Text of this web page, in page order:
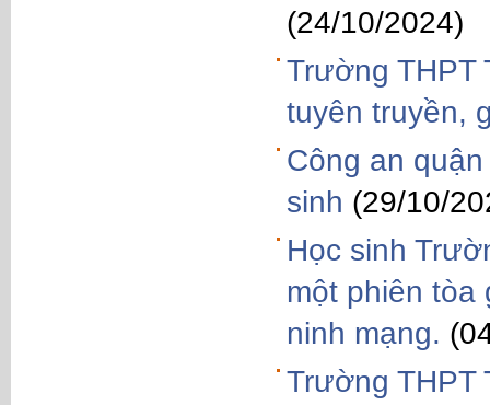
(24/10/2024)
Trường THPT
tuyên truyền,
Công an
sinh (29/10/
Học sinh
một phiên tòa
ninh mạng.
Trường THPT